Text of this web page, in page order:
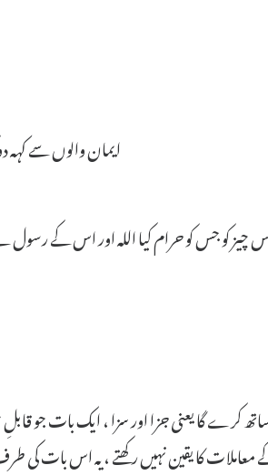
ایمان والوں سے کہہ
چیز کو جس کو حرام کیا اللہ اور اس کے
معاملات کا یقین نہیں رکھتے ، یہ اس بات